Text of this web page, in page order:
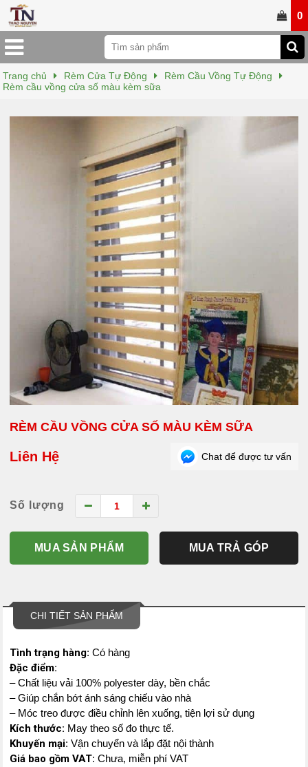
0
Trang chủ Rèm Cửa Tự Động
Rèm Cầu Vồng Tự Động
Rèm cầu vồng cửa số màu kèm sữa
RÈM CẦU VỒNG CỬA SỐ MÀU KÈM SỮA
Liên Hệ Chat để được tư vấn
Số lượng
MUA SẢN PHẨM MUA TRẢ GÓP
CHI TIẾT SẢN PHẨM
Tình trạng hàng: Có hàng
Đặc điểm:
– Chất liệu vải 100% polyester dày, bền chắc
– Giúp chắn bớt ánh sáng chiếu vào nhà
– Móc treo được điều chỉnh lên xuống, tiện lợi sử dụng
Kích thước: May theo số đo thực tế.
Khuyến mại: Vận chuyển và lắp đặt nội thành
Giá bao gồm VAT: Chưa, miễn phí VAT